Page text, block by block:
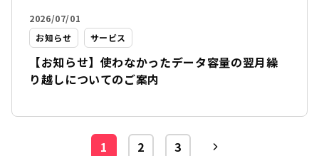
2026/07/01
お知らせ
サービス
【お知らせ】使わなかったデータ容量の翌月繰
り越しについてのご案内
1 2 3